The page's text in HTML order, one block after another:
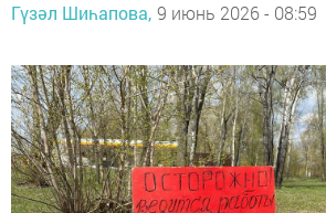
Гүзәл Шиһапова, 9 июнь 2026 - 08:59